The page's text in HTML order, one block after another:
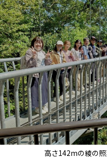
高さ142mの綾の